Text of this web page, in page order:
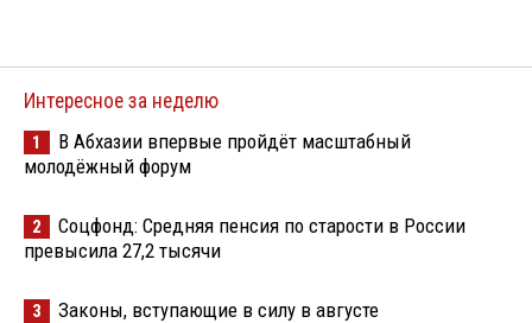
Интересное за неделю
1
В Абхазии впервые пройдёт масштабный
молодёжный форум
2
Соцфонд: Средняя пенсия по старости в России
превысила 27,2 тысячи
3 Законы, вступающие в силу в августе